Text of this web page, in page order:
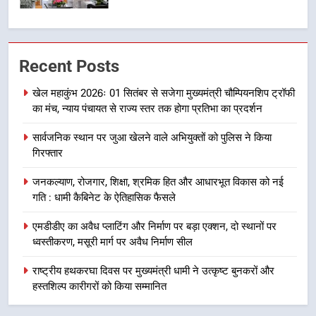
7
भर्ती
उत्तराखंड समाचार
दिल्ली-देहरादून आर्थिक कॉरिडोर से जुड़ी
का डीएम ने किया निरीक्षण; समयबद्ध एवं
गुणवत्तापूर्ण निर्माण सुनिश्चित करने के
नहींः डीएम
उत्तराखंड समाचार
खेल महाकुंभ 2026ः 01 सितंबर से सजेगा
न्याय पंचायत से राज्य स्तर तक होगा
प्रतिभा का प्रदर्शन
उत्तराखंड समाचार
Recent Posts
खेल महाकुंभ 2026ः 01 सितंबर से सजेगा मुख्यमंत्री चौम्पियनशिप ट्रॉफी
का मंच, न्याय पंचायत से राज्य स्तर तक होगा प्रतिभा का प्रदर्शन
सार्वजनिक स्थान पर जुआ खेलने वाले अभियुक्तों को पुलिस ने किया
गिरफ्तार
जनकल्याण, रोजगार, शिक्षा, श्रमिक हित और आधारभूत विकास को नई
गति : धामी कैबिनेट के ऐतिहासिक फैसले
एमडीडीए का अवैध प्लाटिंग और निर्माण पर बड़ा एक्शन, दो स्थानों पर
ध्वस्तीकरण, मसूरी मार्ग पर अवैध निर्माण सील
राष्ट्रीय हथकरघा दिवस पर मुख्यमंत्री धामी ने उत्कृष्ट बुनकरों और
हस्तशिल्प कारीगरों को किया सम्मानित